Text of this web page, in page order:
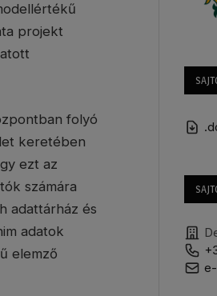
projekt
folyó
keretében
ezt az
számára
adattárház és
adatok
elemző